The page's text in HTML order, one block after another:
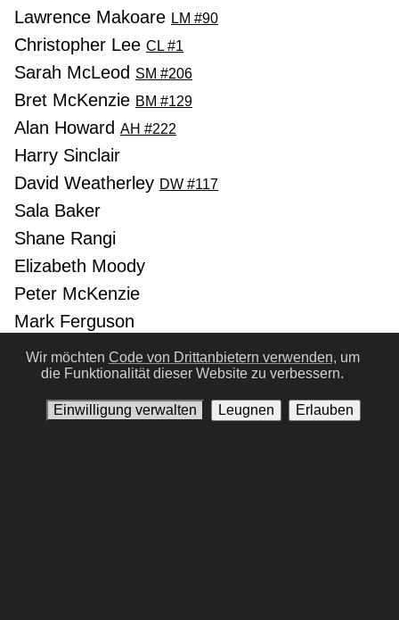
Lawrence Makoare LM #90
Christopher Lee CL #1
Sarah McLeod SM #206
Bret McKenzie BM #129
Alan Howard AH #222
Harry Sinclair
David Weatherley DW #117
Sala Baker
Shane Rangi
Elizabeth Moody
Peter McKenzie
Mark Ferguson
Ian McKellen
IM #3
Ian Mune
Sean BeanSB #8
Wir möchten Code von Drittanbietern verwenden, um
die Funktionalität dieser Website zu verbessern.
Einwilligung verwalten Leugnen Erlauben